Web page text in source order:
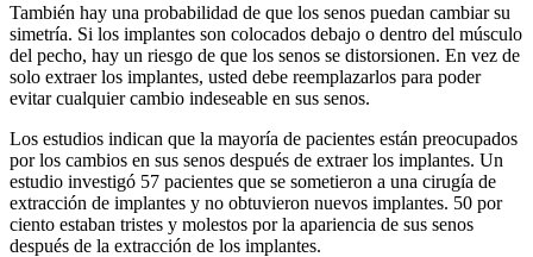
También hay una probabilidad de que los senos puedan cambiar su
simetría. Si los implantes son colocados debajo o dentro del músculo
del pecho, hay un riesgo de que los senos se distorsionen. En vez de
solo extraer los implantes, usted debe reemplazarlos para poder
evitar cualquier cambio indeseable en sus senos.
Los estudios indican que la mayoría de pacientes están preocupados
por los cambios en sus senos después de extraer los implantes. Un
estudio investigó 57 pacientes que se sometieron a una cirugía de
extracción de implantes y no obtuvieron nuevos implantes. 50 por
ciento estaban tristes y molestos por la apariencia de sus senos
después de la extracción de los implantes.